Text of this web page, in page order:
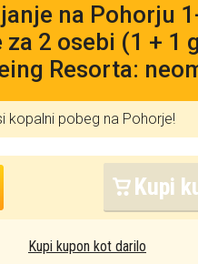
na Pohorju
za 2 osebi (1 + 1
Resorta:
kopalni pobeg na Pohorje!
Kupi
Kupi kupon kot darilo